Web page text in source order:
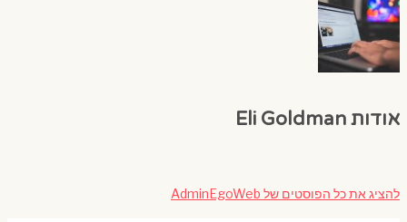
אודות Eli Goldman
להציג את כל הפוסטים של AdminEgoWeb